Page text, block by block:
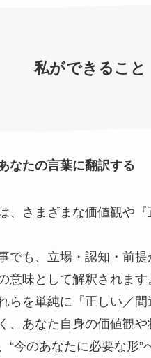
私ができること
なたの言葉に翻訳する
、さまざまな価値観や『
でも、立場・認知・前提
意味として解釈されます
らを単純に『正しい／間
、あなた自身の価値観
“今のあなたに必要な形”